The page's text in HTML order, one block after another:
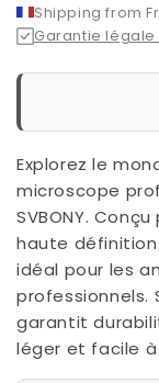
Shipping from
Garantie
Explorez le
microscope
SVBONY.
haute définition
idéal pour les
professionnels.
garantit
léger et facile